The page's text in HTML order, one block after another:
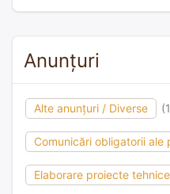
Anunțuri
Alte anunțuri / Diverse
Comunicări obligatorii ale
Elaborare proiecte